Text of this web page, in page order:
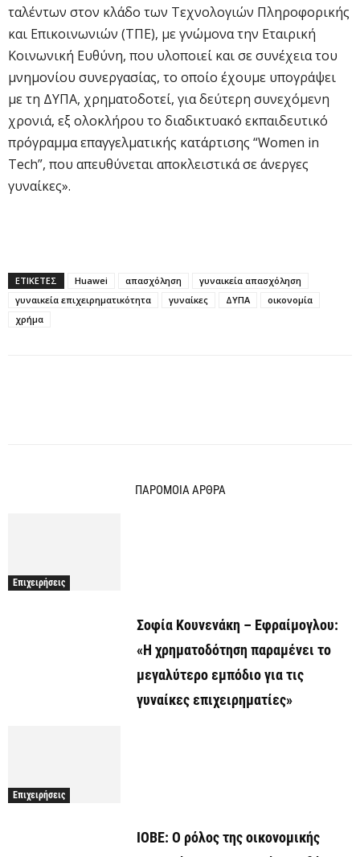
ταλέντων στον κλάδο των Τεχνολογιών Πληροφορικής
και Επικοινωνιών (ΤΠΕ), με γνώμονα την Εταιρική
Κοινωνική Ευθύνη, που υλοποιεί και σε συνέχεια του
μνημονίου συνεργασίας, το οποίο έχουμε υπογράψει
με τη ΔΥΠΑ, χρηματοδοτεί, για δεύτερη συνεχόμενη
χρονιά, εξ ολοκλήρου το διαδικτυακό εκπαιδευτικό
πρόγραμμα επαγγελματικής κατάρτισης “Women in
Tech”, που απευθύνεται αποκλειστικά σε άνεργες
γυναίκες».
ΕΤΙΚΕΤΕΣ Huawei απασχόληση
γυναικεία απασχόληση
γυναικεία επιχειρηματικότητα
γυναίκες ΔΥΠΑ
οικονομία
χρήμα
ΠΑΡΟΜΟΙΑ ΑΡΘΡΑ
Επιχειρήσεις
Σοφία Κουνενάκη – Εφραίμογλου:
«Η χρηματοδότηση παραμένει το
μεγαλύτερο εμπόδιο για τις
γυναίκες επιχειρηματίες»
Επιχειρήσεις
ΙΟΒΕ: Ο ρόλος της οικονομικής